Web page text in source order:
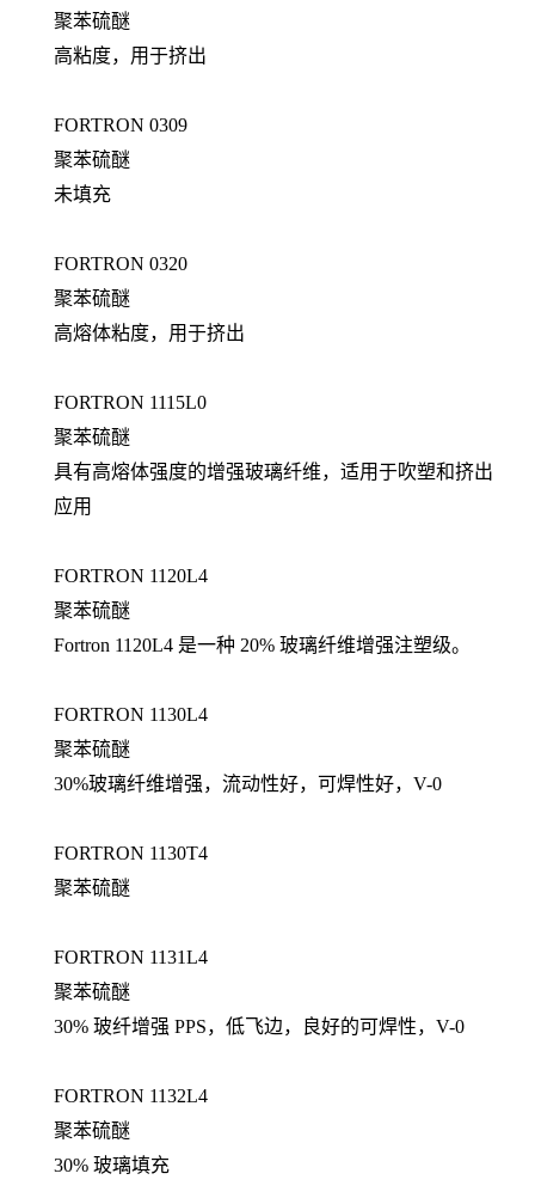
聚苯硫醚
高粘度，用于挤出
FORTRON 0309
聚苯硫醚
未填充
FORTRON 0320
聚苯硫醚
高熔体粘度，用于挤出
FORTRON 1115L0
聚苯硫醚
具有高熔体强度的增强玻璃纤维，适用于吹塑和挤出
应用
FORTRON 1120L4
聚苯硫醚
Fortron 1120L4 是一种 20% 玻璃纤维增强注塑级。
FORTRON 1130L4
聚苯硫醚
30%玻璃纤维增强，流动性好，可焊性好，V-0
FORTRON 1130T4
聚苯硫醚
FORTRON 1131L4
聚苯硫醚
30% 玻纤增强 PPS，低飞边，良好的可焊性，V-0
FORTRON 1132L4
聚苯硫醚
30% 玻璃填充